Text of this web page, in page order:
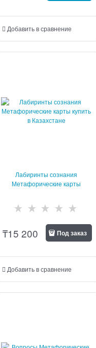
Добавить в сравнение
Лабиринты сознания
Метафорические карты
₸15 200 Под заказ
Добавить в сравнение